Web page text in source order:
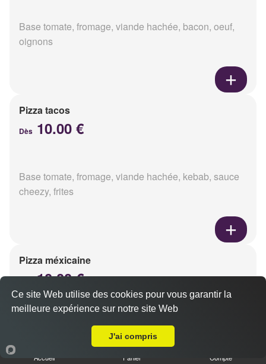
Base tomate, fromage, viande hachée, bacon, oeuf,
oignons
Pizza tacos
Dès 10.00 €
Base tomate, fromage, viande hachée, kebab, sauce
cheezy, frites
Pizza méxicaine
10.00 €
Base sauce barbecue, fromage, viande hachée,
Accueil Panier Compte
Ce site Web utilise des cookies pour vous garantir la
meilleure expérience sur notre site Web
J'ai compris